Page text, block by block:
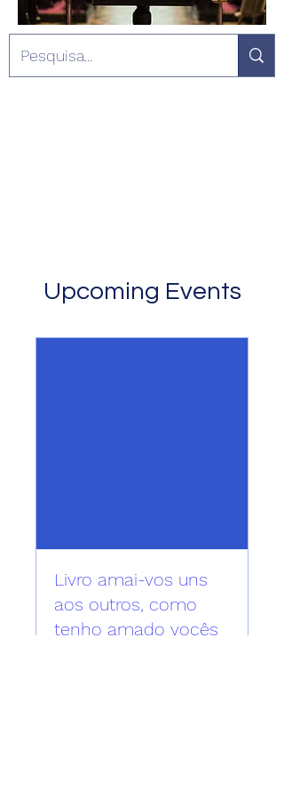
Upcoming Events
Livro amai-vos uns
aos outros, como
tenho amado vocês